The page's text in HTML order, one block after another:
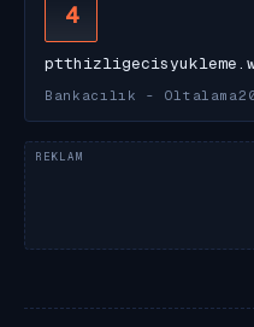
4
Bankacılık - Oltalama